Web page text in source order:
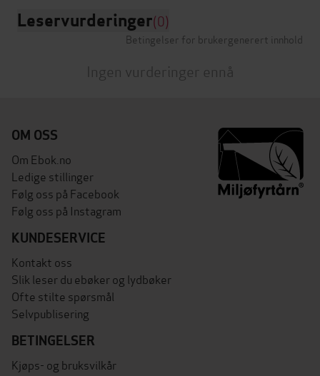
Leservurderinger(0)
Betingelser for brukergenerert innhold
Ingen vurderinger ennå
OM OSS
Om Ebok.no
Ledige stillinger
Følg oss på Facebook
Følg oss på Instagram
KUNDESERVICE
Kontakt oss
Slik leser du ebøker og lydbøker
Ofte stilte spørsmål
Selvpublisering
BETINGELSER
Kjøps- og bruksvilkår